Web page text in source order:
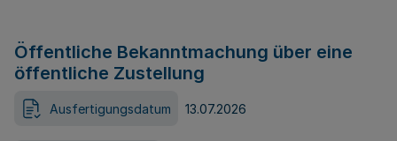
Öffentliche Bekanntmachung über eine
öffentliche Zustellung
Ausfertigungsdatum 13.07.2026